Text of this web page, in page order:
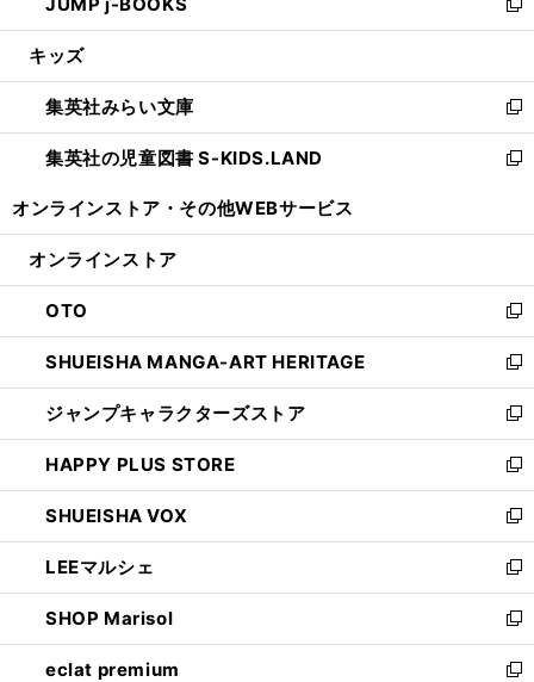
で
開
ド
ウ
開
く
ィ
ン
ウ
で
開
く
い
ウ
ン
ド
ウ
で
新
し
ウ
ィ
ン
ド
開
キッズ
集英社みらい文庫
新
し
い
ン
ウ
で
開
く
集英社の児童図書 S-KIDS.LAND
新
ウ
ン
ド
ウ
で
開
く
オンラインストア・ その他WEBサービス
オンラインストア
OTO
新
し
い
ウ
ィ
ン
ド
ウ
で
開
く
SHUEISHA MANGA-ART HERITAGE
新
し
い
ウ
ィ
ン
ド
ウ
で
開
く
ジャンプキャラクターズストア
新
し
い
ウ
ィ
ン
ド
ウ
で
開
く
HAPPY PLUS STORE
新
し
い
ウ
ィ
ン
ド
ウ
で
SHUEISHA VOX
新
し
い
ウ
ィ
ン
ド
LEEマルシェ
新
し
い
ウ
ィ
SHOP Marisol
新
し
い
eclat premium
新